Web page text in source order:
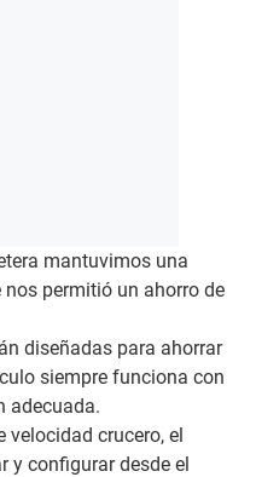
mantuvimos una
permitió un ahorro de
diseñadas para ahorrar
siempre funciona con
adecuada.
velocidad crucero, el
y configurar desde el